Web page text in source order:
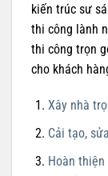
kiến trúc sư
thi công lành
thi công trọn
cho khách
Xây nhà
Cải tạo,
Hoàn